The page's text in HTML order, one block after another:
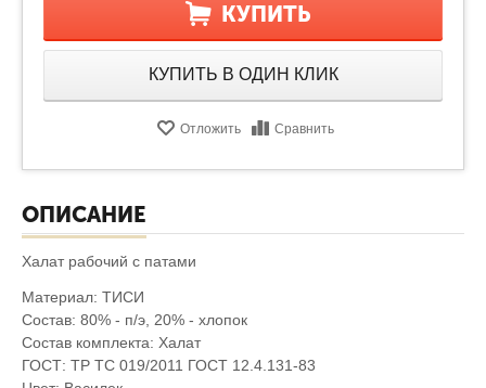
КУПИТЬ
КУПИТЬ В ОДИН КЛИК
Отложить Сравнить
ОПИСАНИЕ
Халат рабочий с патами
Материал: ТИСИ
Состав: 80% - п/э, 20% - хлопок
Состав комплекта: Халат
ГОСТ: ТР ТС 019/2011 ГОСТ 12.4.131-83